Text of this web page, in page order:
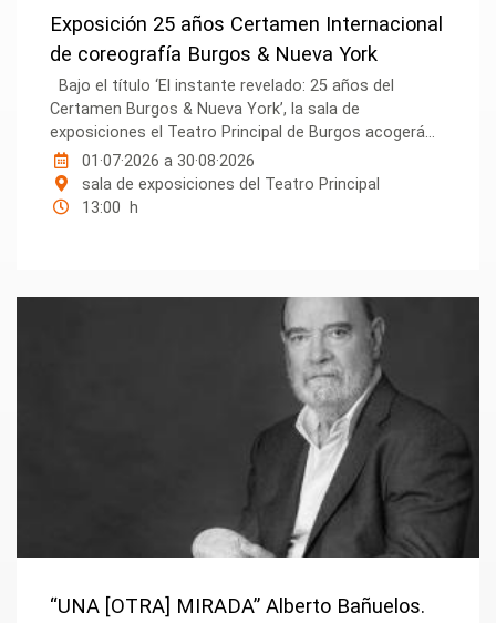
Exposición 25 años Certamen Internacional
de coreografía Burgos & Nueva York
Bajo el título ‘El instante revelado: 25 años del
Certamen Burgos & Nueva York’, la sala de
exposiciones el Teatro Principal de Burgos acogerá...
01·07·2026a 30·08·2026
sala de exposiciones del Teatro Principal
13:00 h
“UNA [OTRA] MIRADA” Alberto Bañuelos.